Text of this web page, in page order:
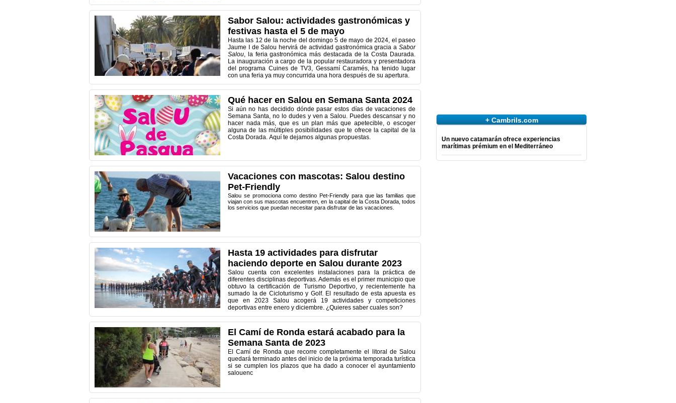
Sabor Salou: actividades gastronómicas y
festivas hasta el 5 de mayo
Hasta las 12 de la noche del domingo 5 de mayo de 2024, el paseo
Jaume I de Salou hervirá de actividad gastronómica gracia a Sabor
Salou, la feria gastronómica más destacada de la Costa Daurada.
La inauguración a cargo de la popular restauradora y presentadora
del programa Cuines de TV3, Gessamí Caramés, ha tenido lugar
con una feria ya muy concurrida una hora después de su apertura.
Qué hacer en Salou en Semana Santa 2024
Si aún no has decidido dónde pasar estos días de vacaciones de
Semana Santa, no lo dudes y ven a Salou. Puedes descansar y no
hacer nada más, que es un plan más que apetecible, o escoger
alguna de las múltiples posibilidades que te ofrece la capital de la
Costa Dorada. Aquí te dejamos algunas propuestas.
Vacaciones con mascotas: Salou destino
Pet-Friendly
Salou se promociona como destino Pet-Friendly para que las familias que
viajan con sus mascotas encuentren, en la capital de la Costa Dorada, todos
los servicios que puedan necesitar para disfrutar de las vacaciones.
Hasta 19 actividades para disfrutar
haciendo deporte en Salou durante 2023
Salou cuenta con excelentes instalaciones para la práctica de
diferentes disciplinas deportivas. Además es el primer municipio que
obtuvo la certificación de Turismo Deportivo, y recientemente ha
sumado la de Cicloturismo y Golf. El resultado de esta apuesta es
que en 2023 Salou acogerá 19 actividades y competiciones
deportivas entre enero y diciembre. ¿Quieres saber cuales son?
El Camí de Ronda estará acabado para la
Semana Santa de 2023
El Camí de Ronda que recorre completamente el litoral de Salou
quedará terminado antes del inicio de la próxima temporada turística
si se cumplen los plazos que ha dado a conocer el ayuntamiento
salouenc
+ Cambrils.com
Un nuevo catamarán ofrece experiencias
marítimas prémium en el Mediterráneo